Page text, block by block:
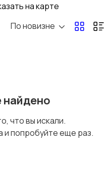
Добыча сырья,
на карте
По новизне
найдено
что вы искали.
и попробуйте еще раз.